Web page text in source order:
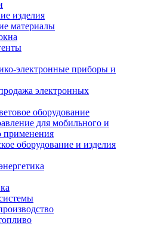
изделия
материалы
электронные приборы и
электронных
оборудование
для мобильного и
применения
оборудование и изделия